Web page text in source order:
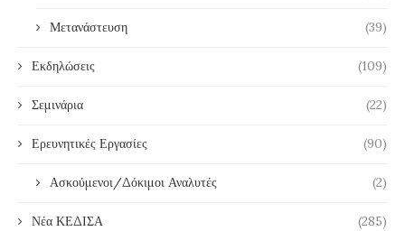
Μετανάστευση (39)
Εκδηλώσεις (109)
Σεμινάρια (22)
Ερευνητικές Εργασίες (90)
Ασκούμενοι/Δόκιμοι Αναλυτές (2)
Νέα ΚΕΔΙΣΑ (285)